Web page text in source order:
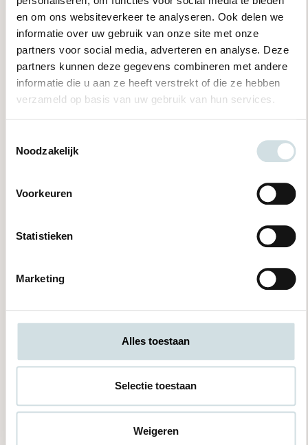
en om ons websiteverkeer te analyseren. Ook delen we
informatie over uw gebruik van onze site met onze
partners voor social media, adverteren en analyse. Deze
partners kunnen deze gegevens combineren met andere
informatie die u aan ze heeft verstrekt of die ze hebben
verzameld op basis van uw gebruik van hun services.
Noodzakelijk
Voorkeuren
Statistieken
Marketing
Alles toestaan
Selectie toestaan
Weigeren
met de voorzitter of de secretaris via
ccr@pleyade.nlof
telefonisch via het secretariaat Raad van Bestuur: 026 – 751
6303.
Op stap met de zorggezellen